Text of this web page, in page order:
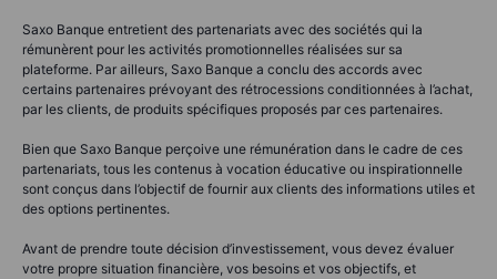
Saxo Banque entretient des partenariats avec des sociétés qui la
rémunèrent pour les activités promotionnelles réalisées sur sa
plateforme. Par ailleurs, Saxo Banque a conclu des accords avec
certains partenaires prévoyant des rétrocessions conditionnées à l’achat,
par les clients, de produits spécifiques proposés par ces partenaires.
Bien que Saxo Banque perçoive une rémunération dans le cadre de ces
partenariats, tous les contenus à vocation éducative ou inspirationnelle
sont conçus dans l’objectif de fournir aux clients des informations utiles et
des options pertinentes.
Avant de prendre toute décision d’investissement, vous devez évaluer
votre propre situation financière, vos besoins et vos objectifs, et